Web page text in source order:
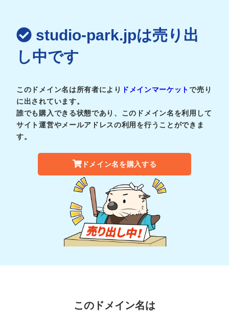
studio-park.jpは売り出
し中です
このドメイン名は所有者により ドメインマーケットで売り
に出されています。
誰でも購入できる状態であり、このドメイン名を利用して
サイト運営やメールアドレスの利用を行うことができま
す。
ドメイン名を購入する
このドメイン名は